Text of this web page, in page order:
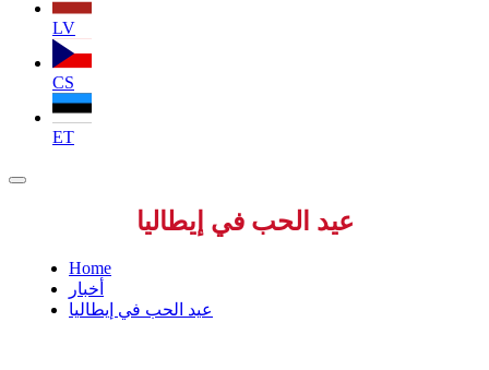
LV
CS
ET
عيد الحب في إيطاليا
Home
أخبار
عيد الحب في إيطاليا